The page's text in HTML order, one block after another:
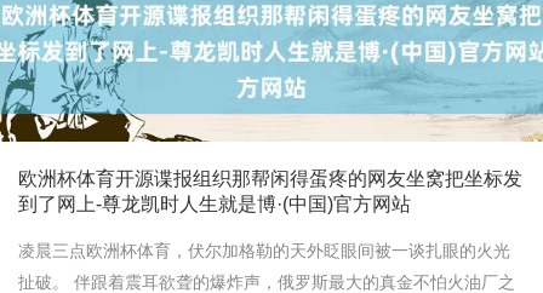
欧洲杯体育开源谍报组织那帮闲得蛋疼的网友坐窝把坐标发
到了网上-尊龙凯时人生就是博·(中国)官方网站
凌晨三点欧洲杯体育，伏尔加格勒的天外眨眼间被一谈扎眼的火光
扯破。 伴跟着震耳欲聋的爆炸声，俄罗斯最大的真金不怕火油厂之